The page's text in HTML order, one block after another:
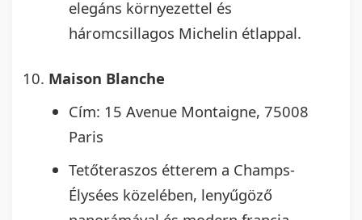
elegáns környezettel és
háromcsillagos Michelin étlappal.
Maison Blanche
Cím: 15 Avenue Montaigne, 75008
Paris
Tetőteraszos étterem a Champs-
Élysées közelében, lenyűgöző